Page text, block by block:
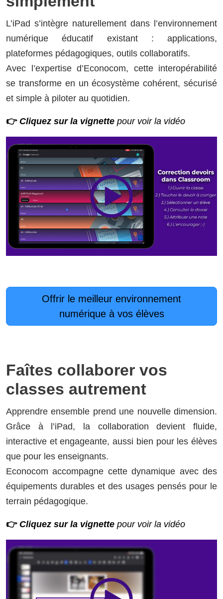
L’iPad s’intègre naturellement dans l’environnement
numérique éducatif existant : applications,
plateformes pédagogiques, outils collaboratifs.
Avec l’expertise d’Econocom, cette interopérabilité
se transforme en un écosystème cohérent, sécurisé
et simple à piloter au quotidien.
👉Cliquez sur la vignette pour voir la vidéo
Offrir le meilleur environnement
numérique à vos élèves
Faîtes collaborer vos
classes autrement
Apprendre ensemble prend une nouvelle dimension.
Grâce à l’iPad, la collaboration devient fluide,
interactive et engageante, aussi bien pour les élèves
que pour les enseignants.
Econocom accompagne cette dynamique avec des
équipements durables et des usages pensés pour le
terrain pédagogique.
👉 Cliquez sur la vignette pour voir la vidéo